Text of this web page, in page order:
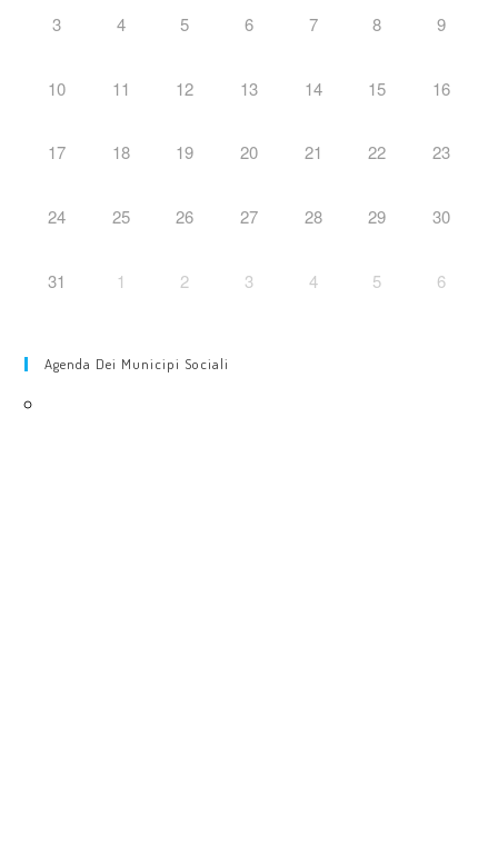
3 4 5 6 7 8 9
10 11 12 13 14 15 16
17 18 19 20 21 22 23
24 25 26 27 28 29 30
31 1 2 3 4 5 6
Agenda Dei Municipi Sociali